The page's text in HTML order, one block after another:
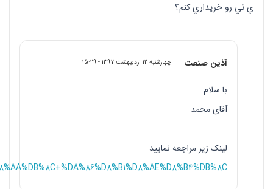
ي تي رو خريداري كنم؟
آذین صنعت چهارشنبه 12 اردیبهشت 1397 - 15:29
با سلام
آقای محمد
لینک زیر مراجعه نمایید